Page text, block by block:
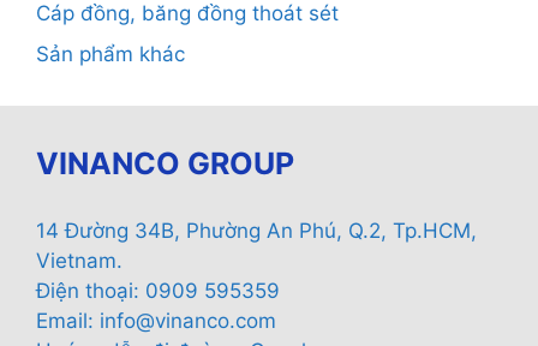
Cáp đồng, băng đồng thoát sét
Sản phẩm khác
VINANCO GROUP
14 Đường 34B, Phường An Phú, Q.2, Tp.HCM,
Vietnam.
Điện thoại: 0909 595359
Email: info@vinanco.com